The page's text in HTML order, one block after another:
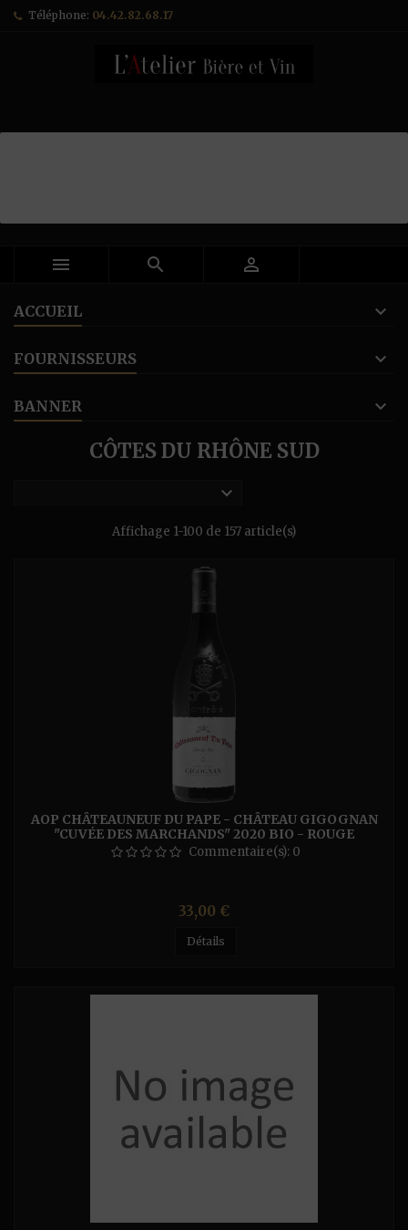
Téléphone: 04.42.82.68.17
  
ACCUEIL
FOURNISSEURS
BANNER
CÔTES DU RHÔNE SUD

Affichage 1-100 de 157 article(s)
AOP CHÂTEAUNEUF DU PAPE - CHÂTEAU GIGOGNAN
"CUVÉE DES MARCHANDS" 2020 BIO - ROUGE
Commentaire(s): 0
Prix
33,00 €
Détails